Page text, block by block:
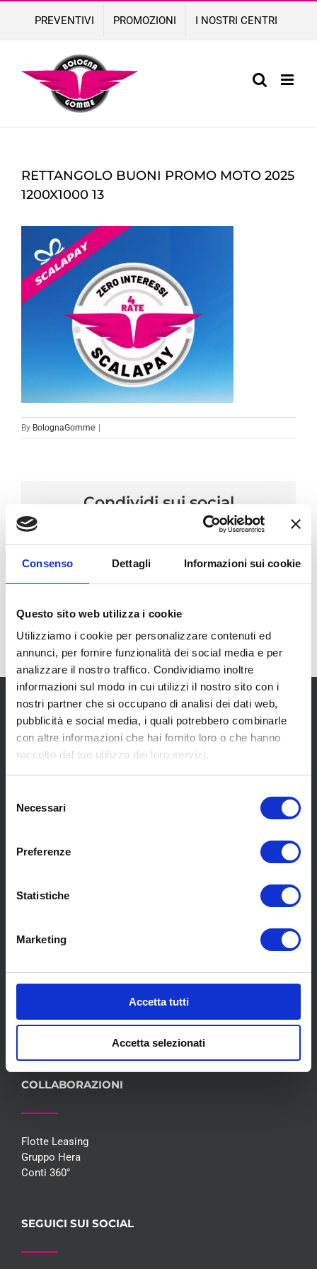
Consenso Dettagli Informazioni sui cookie
Questo sito web utilizza i cookie
Utilizziamo i cookie per personalizzare contenuti ed
annunci, per fornire funzionalità dei social media e per
analizzare il nostro traffico. Condividiamo inoltre
informazioni sul modo in cui utilizzi il nostro sito con i
nostri partner che si occupano di analisi dei dati web,
pubblicità e social media, i quali potrebbero combinarle
con altre informazioni che hai fornito loro o che hanno
raccolto dal tuo utilizzo dei loro servizi.
delNecessari
Preferenze
Statistiche
Marketing
Accetta tutti
Accetta selezionati
content
PREVENTIVI PROMOZIONI I NOSTRI CENTRI
RETTANGOLO BUONI PROMO MOTO 2025
1200X1000 13
By BolognaGomme
Condividi sui social
Email
Chi siamo
Servizi
Blog
Whisteblowing D.Lgs 24/2023
COLLABORAZIONI
Flotte Leasing
Gruppo Hera
Conti 360°
SEGUICI SUI SOCIAL